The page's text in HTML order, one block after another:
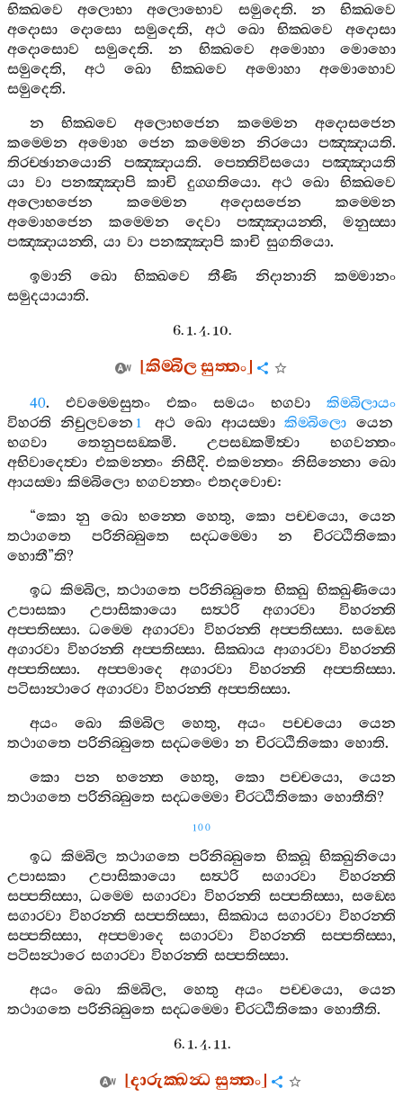
භික‍්ඛවෙ
අලොභා අලොභොව සමුදෙති. න
භික‍්ඛවෙ
අදොසා
දොසො සමුදෙති, අථ ඛො භික‍්ඛවෙ
අදොසා
අදොසොව
සමුදෙති.න භික‍්ඛවෙ අමොහා
මොහො
සමුදෙති,අථ ඛො භික‍්ඛවෙ අමොහා
අමොහොව
සමුදෙති.
න
භික‍්ඛවෙ අලොභජෙන කම‍්මෙන
අදොසජෙන
කම‍්මෙන
අමොහ ජෙන කම‍්මෙන නිරයො පඤ‍්ඤායති.
තිරච‍්ඡානයොනි
පඤ‍්ඤායති. පෙත‍්තිවිසයො
පඤ‍්ඤායති
යා
වා පනඤ‍්ඤාපි කාචි දුග‍්ගතියො. අථ ඛො
භික‍්ඛවෙ
අලොභජෙන
කම‍්මෙන අදොසජෙන
කම‍්මෙන
අමොහජෙන
කම‍්මෙන දෙවා පඤ‍්ඤායන‍්ති, මනුස‍්සා
පඤ‍්ඤායන‍්ති, යා වා පනඤ‍්ඤාපි කාචි සුගතියො.
ඉමානි
ඛො භික‍්ඛවෙ තීණි නිදානානි
කම‍්මානං
සමුදයායාති.
6. 1. 4. 10.
[කිම‍්බිලසුත‍්තං]
40. එවම‍්මෙසුතං එකං සමයං භගවා
කිම‍්බිලායං
විහරති
නිචුලවනෙ 1 අථ ඛො ආයස‍්මා කිම‍්බිලො යෙන
භගවා
තෙනුපසඞ‍්කමි. උපසඞ‍්කමිත්‍වා
භගවන‍්තං
අභිවාදෙත්‍වා එකමන‍්තං නිසීදි.එකමන‍්තං නිසින‍්නො ඛො
ආයස‍්මා කිම‍්බිලො භගවන‍්තං එතදවොච:
“කො නු ඛො භන‍්තෙ හෙතු, කො පච‍්චයො, යෙන
තථාගතෙ
පරිනිබ‍්බුතෙ සද‍්ධම‍්මො න
චිරට‍්ඨිතිකො
හොතී”ති?
ඉධ කිම‍්බිල,තථාගතෙ පරිනිබ‍්බුතෙ භික‍්ඛු භික‍්ඛුණියො
උපාසකා
උපාසිකායො සත්‍ථරි අගාරවා
විහරන‍්ති
අප‍්පතිස‍්සා.ධම‍්මෙ අගාරවා විහරන‍්ති අප‍්පතිස‍්සා.සඞ‍්ඝෙ
අගාරවා විහරන‍්ති අප‍්පතිස‍්සා. සික‍්ඛාය ආගාරවා විහරන‍්ති
අප‍්පතිස‍්සා. අප‍්පමාදෙ අගාරවා විහරන‍්ති අප‍්පතිස‍්සා.
පටිසාන්‍ථාරෙ අගාරවා විහරන‍්ති අප‍්පතිස‍්සා.
අයං
ඛො කිම‍්බිල හෙතු, අයං පච‍්චයො
යෙන
තථාගතෙ පරිනිබ‍්බුතෙ සද‍්ධම‍්මො න චිරට‍්ඨිතිකො හොති.
කො
පන භන‍්තෙ හෙතු, කො පච‍්චයො,යෙන
තථාගතෙ පරිනිබ‍්බුතෙ සද‍්ධම‍්මො චිරට‍්ඨිතිකො හොතීති?
100
ඉධ කිම‍්බිල තථාගතෙ පරිනිබ‍්බුතෙ භික‍්ඛූ භික‍්ඛුනියො
උපාසකා
උපාසිකායො සත්‍ථරි සගාරවා
විහරන‍්ති
සප‍්පතිස‍්සා, ධම‍්මෙ සගාරවා විහරන‍්ති සප‍්පතිස‍්සා, සඞ‍්ඝෙ
සගාරවා විහරන‍්ති සප‍්පතිස‍්සා, සික‍්ඛාය සගාරවා විහරන‍්ති
සප‍්පතිස‍්සා, අප‍්පමාදෙ සගාරවා විහරන‍්ති සප‍්පතිස‍්සා,
පටිසන්‍ථාරෙ සගාරවා විහරන‍්ති සප‍්පතිස‍්සා.
අයං
ඛො කිම‍්බිල, හෙතු අයං පච‍්චයො,යෙන
තථාගතෙ පරිනිබ‍්බුතෙ සද‍්ධම‍්මො චිරට‍්ඨිතිකො හොතීති.
6. 1. 4. 11.
[දාරුක‍්ඛන්‍ධසුත‍්තං]